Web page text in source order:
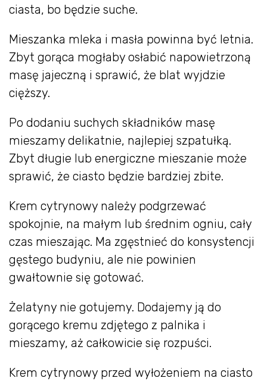
ciasta, bo będzie suche.
Mieszanka mleka i masła powinna być letnia.
Zbyt gorąca mogłaby osłabić napowietrzoną
masę jajeczną i sprawić, że blat wyjdzie
cięższy.
Po dodaniu suchych składników masę
mieszamy delikatnie, najlepiej szpatułką.
Zbyt długie lub energiczne mieszanie może
sprawić, że ciasto będzie bardziej zbite.
Krem cytrynowy należy podgrzewać
spokojnie, na małym lub średnim ogniu, cały
czas mieszając. Ma zgęstnieć do konsystencji
gęstego budyniu, ale nie powinien
gwałtownie się gotować.
Żelatyny nie gotujemy. Dodajemy ją do
gorącego kremu zdjętego z palnika i
mieszamy, aż całkowicie się rozpuści.
Krem cytrynowy przed wyłożeniem na ciasto